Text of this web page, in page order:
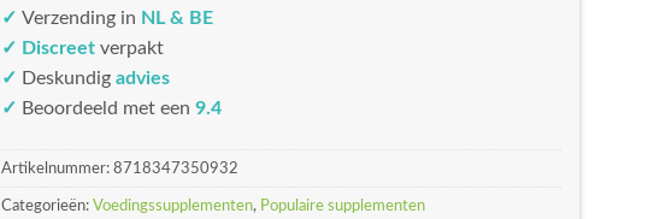
✓ Verzending in NL & BE
✓ Discreet verpakt
✓ Deskundig advies
✓ Beoordeeld met een 9.4
Artikelnummer: 8718347350932
Categorieën: Voedingssupplementen, Populaire supplementen